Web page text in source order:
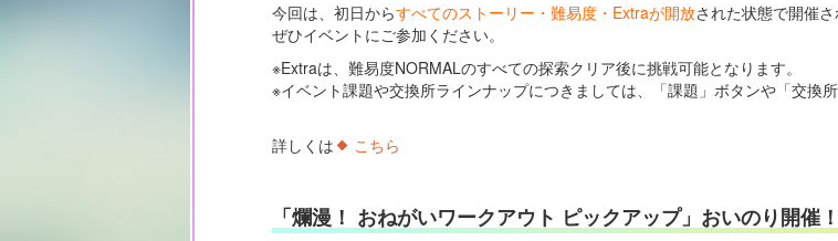
今回は、初日からすべてのストーリー・難易度・Extraが開放された状態で開催さ
ぜひイベントにご参加ください。
※Extraは、難易度NORMALのすべての探索クリア後に挑戦可能となります。
※イベント課題や交換所ラインナップにつきましては、「課題」ボタンや「交換
詳しくは こちら
「爛漫！ おねがいワークアウト ピックアップ」おいのり開催！